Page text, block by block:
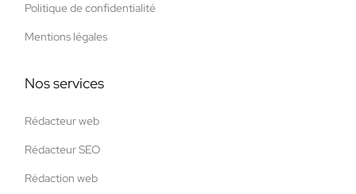
Politique de confidentialité
Mentions légales
Nos services
Rédacteur web
Rédacteur SEO
Rédaction web